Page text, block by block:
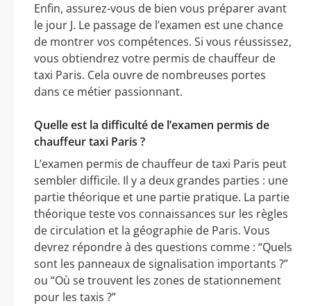
Enfin, assurez-vous de bien vous préparer avant
le jour J. Le passage de l’examen est une chance
de montrer vos compétences. Si vous réussissez,
vous obtiendrez votre permis de chauffeur de
taxi Paris. Cela ouvre de nombreuses portes
dans ce métier passionnant.
Quelle est la difficulté de l’examen permis de
chauffeur taxi Paris ?
L’examen permis de chauffeur de taxi Paris peut
sembler difficile. Il y a deux grandes parties : une
partie théorique et une partie pratique. La partie
théorique teste vos connaissances sur les règles
de circulation et la géographie de Paris. Vous
devrez répondre à des questions comme : “Quels
sont les panneaux de signalisation importants ?”
ou “Où se trouvent les zones de stationnement
pour les taxis ?”